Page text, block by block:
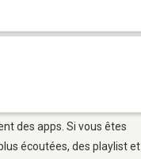
des apps. Si vous êtes
écoutées, des playlist et